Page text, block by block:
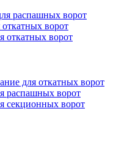
распашных ворот
ворот
откатных ворот
для откатных ворот
распашных ворот
секционных ворот